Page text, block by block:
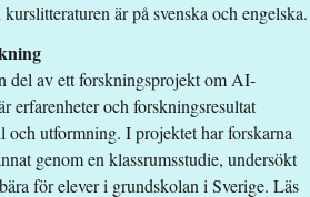
är på svenska och engelska.
del av ett forskningsprojekt om AI-
erfarenheter och forskningsresultat
och utformning. I projektet har forskarna
genom en klassrumsstudie, undersökt
för elever i grundskolan i Sverige. Läs